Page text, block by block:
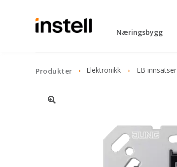
Næringsbygg
Produkter Elektronikk LB innsatser